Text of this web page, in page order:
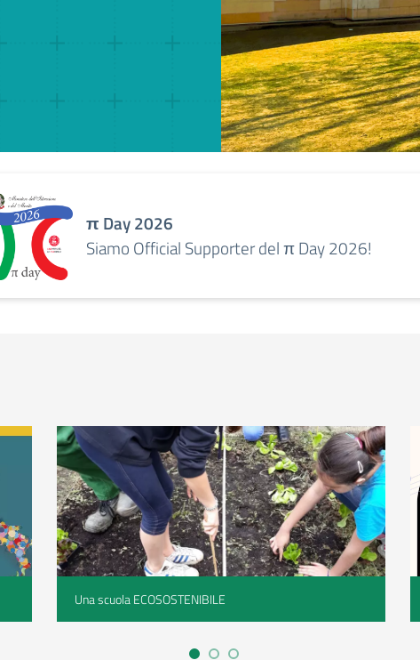
π Day 2026
Siamo Official Supporter del π Day 2026!
Una scuola ECOSOSTENIBILE